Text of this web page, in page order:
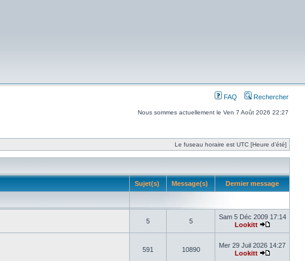
FAQ Rechercher
Nous sommes actuellement le Ven 7 Août 2026 22:27
Le fuseau horaire est UTC [Heure d’été]
Sujet(s) Message(s) Dernier message
5 5
Sam 5 Déc 2009 17:14
Lookitt
591 10890
Mer 29 Juil 2026 14:27
Lookitt